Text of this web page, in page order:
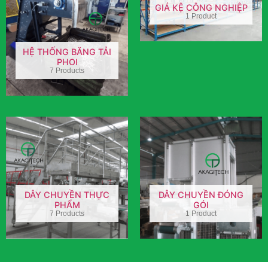
HỆ THỐNG BĂNG TẢI
PHOI
7 Products
GIÁ KỆ CÔNG NGHIỆP
1 Product
DÂY CHUYỀN THỰC
PHẨM
7 Products
DÂY CHUYỀN ĐÓNG
GÓI
1 Product